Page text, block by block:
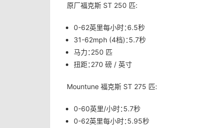
原厂福克斯 ST 250 匹:
0-62英里每小时：6.5秒
31-62mph (4档)：5.7秒
马力：250 匹
扭距：270 磅 / 英寸
Mountune 福克斯 ST 275 匹:
0-60英里/小时：5.7秒
0-62英里每小时：5.95秒